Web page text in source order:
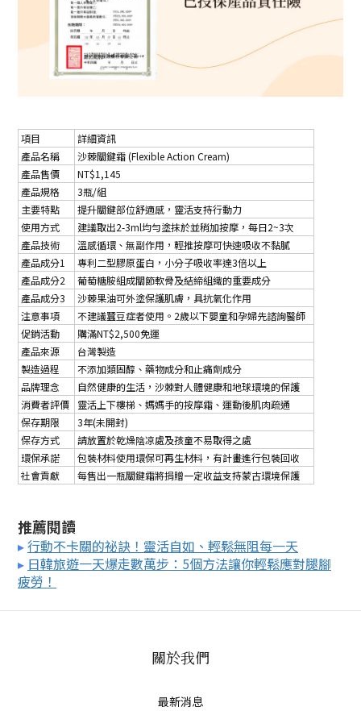
項目
詳細資訊
產品名稱
沙棘關鍵霜 (Flexible Action Cream)
產品售價
NT$1,145
產品規格
3瓶/組
主要特點
提升關鍵部位舒適感，靈活支持行動力
使用方式
建議取出2-3ml均勻塗抹於並稍加按摩，每日2~3次
產品技術
溫感循環、無副作用，輕推按摩可快速吸收不黏膩
產品成分1
專利二型膠原蛋白，小分子吸收率達3倍以上
產品成分2
葡萄糖胺組成關節軟骨及結締組織的重要成分
產品成分3
沙棘果油可外塗保護肌膚，具抗氧化作用
注意事項
不建議蠶豆症者使用。2歲以下嬰童和孕婦先諮詢醫師
促銷活動
購滿NT$2,500免運
產品來源
台灣製造
製造過程
不添加類固醇、藥物成分和止痛劑成分
品牌理念
自然健康的生活，沙棘對人體健康和地球環境的保護
消費者評價
靈活上下樓梯、媽媽手的按摩霜、運動後肌肉疏通
保存期限
3年(未開封)
保存方式
請放置於乾燥陰凉處及孩童不易取得之處
環保承諾
包裝材料使用環保可再生材料，有計畫進行包裝回收
社會貢獻
每售出一瓶關鍵霜將捐贈一定收益支持蒙古環境保護
推薦閱讀
▸行動不卡關的祕訣！靈活自如、輕鬆無阻每一天
▸ 日韓旅遊一天爆走數萬步：5個方法讓你輕鬆應對腿腳
疲勞！
關於我們
最新消息